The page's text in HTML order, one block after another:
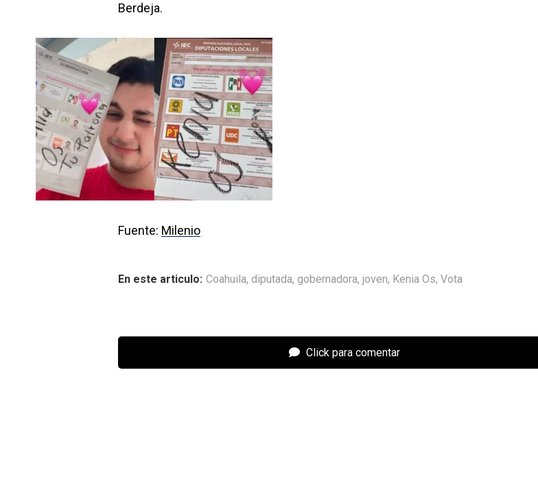
Berdeja.
Fuente: Milenio
En este articulo: Coahuila, diputada, gobernadora, joven, Kenia Os, Vota
Click para comentar